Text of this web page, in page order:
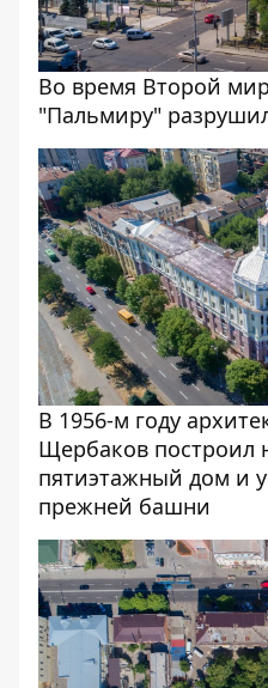
Во время Второй
"Пальмиру"
В 1956-м году
Щербаков построил
пятиэтажный дом и
прежней башни